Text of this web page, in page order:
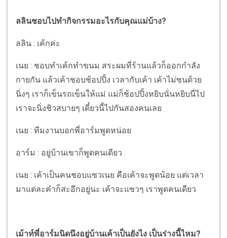
ลลินชอบไปทำกิจกรรมอะไรกับคุณแม่บ้าง?
ลลิน : เค้กค่ะ
เนย : ชอบทำเค้กทำขนม สระผมที่ร้านแล้วก็ออกกำลัง
กายกัน แล้วเค้าชอบช้อปปิ้ง เวลากับเค้า เค้าไม่ซนด้วย
นิ่งๆ เราก็เข็นรถเข็นให้แม่ แม่ก็ช้อปปิ้งหยิบนั่นหยิบนี่ไป
เราจะนิ่งชิวสบายๆ เดี๋ยวนี้ไปกันสองคนเลย
เนย : ทีมงานบอกพี่อาร์มพูดหน่อย
อาร์ม : อยู่บ้านเขาก็พูดคนเดียว
เนย : เค้าเป็นคนชอบแซวเนย คือเค้าจะพูดน้อย แต่เวลา
มาแต่ละคำก็สะอึกอยู่นะ เค้าจะแซวๆ เราพูดคนเดียว
เม้าท์พี่อาร์มนิดนึงอยู่บ้านเค้าเป็นยังไง เป็นร่างนี้ไหม?